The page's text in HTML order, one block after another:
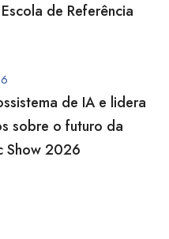
de Referência
de IA e lidera
sobre o futuro da
Show 2026